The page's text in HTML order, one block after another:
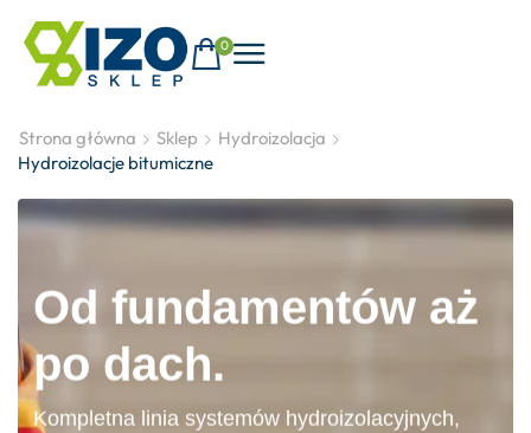
0
Strona główna Sklep
Hydroizolacja
Hydroizolacje bitumiczne
Od fundamentów aż
po dach.
Kompletna linia systemów hydroizolacyjnych,